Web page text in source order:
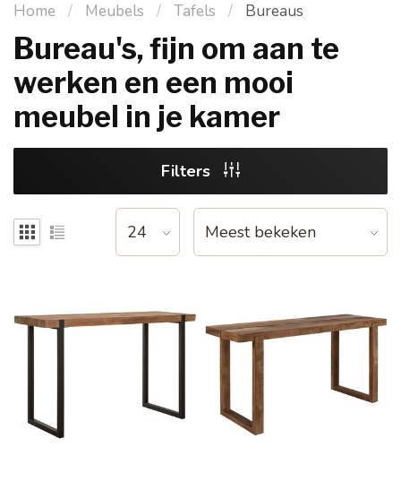
Home / Meubels / Tafels / Bureaus
Bureau's, fijn om aan te
werken en een mooi
meubel in je kamer
Filters